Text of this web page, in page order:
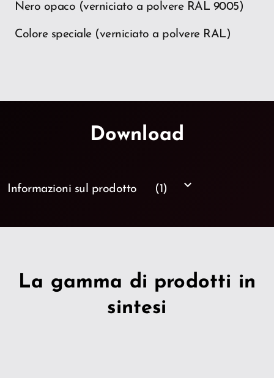
Nero opaco (verniciato a polvere RAL 9005)
Colore speciale (verniciato a polvere RAL)
Download
Informazioni sul prodotto (1) keyboard_arrow_down
La gamma di prodotti in
sintesi